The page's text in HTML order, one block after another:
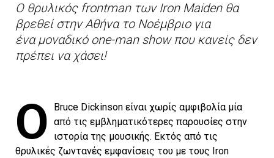
Ο θρυλικός frontman των Iron Maiden θα
βρεθεί στην Αθήνα το Νοέμβριο για
ένα μοναδικό one-man show που κανείς δεν
πρέπει να χάσει!
O
Bruce Dickinson είναι χωρίς αμφιβολία μία
από τις εμβληματικότερες παρουσίες στην
ιστορία της μουσικής. Εκτός από τις
θρυλικές ζωντανές εμφανίσεις του με τους Iron